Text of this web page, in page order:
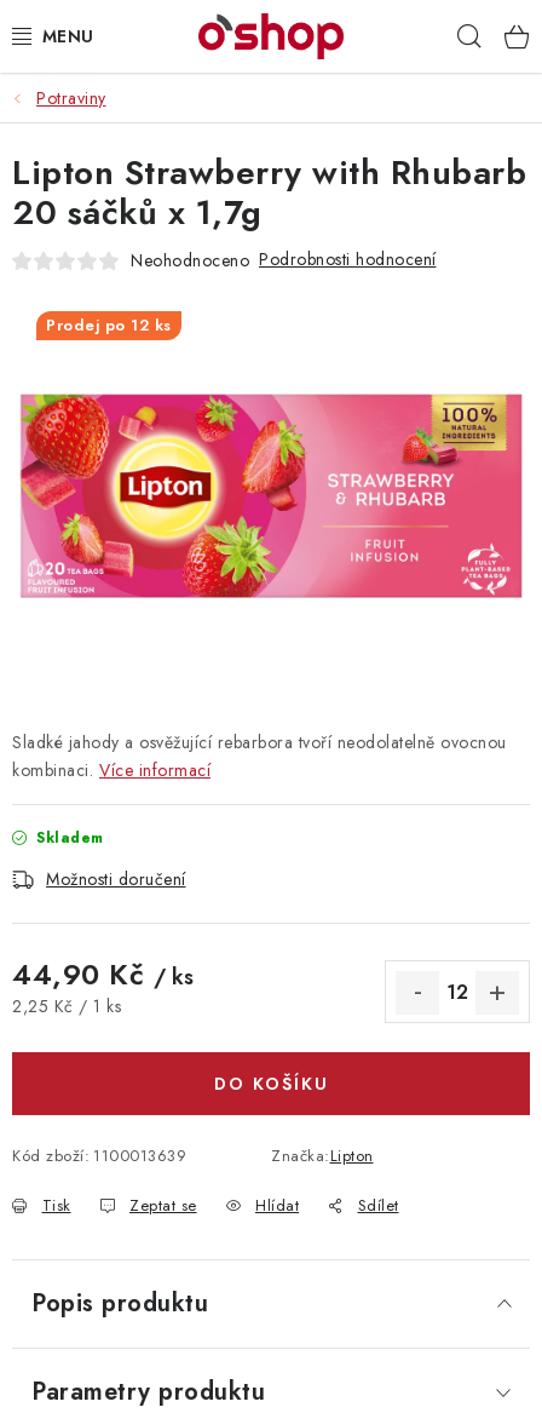
na
OSOBNÍ PÉČE
POTRAVINY
HRAČKY 🧸
ZNAČKY
Doprava a platba
Obchodní podmínky
Podmínky ochrany osobních údajů
Servis a reklamace
Vrácení zboží
Potraviny
Sladké jahody a osvěžující rebarbora tvoří neodolatelně ovocnou
kombinaci. Více informací
Skladem
Možnosti doručení
44,90 Kč / ks
Měrná cena:
2,25 Kč / 1 ks
DO KOŠÍKU
Kód zboží: 1100013639 Značka:Lipton
Tisk Zeptat se Hlídat Sdílet
Lipton Strawberry with Rhubarb
20 sáčků x 1,7g
Neohodnoceno Podrobnosti hodnocení
Prodej po 12 ks
Popis produktu
Parametry produktu